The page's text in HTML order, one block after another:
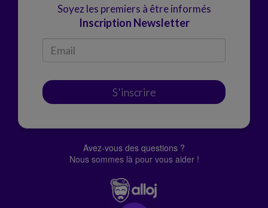
Soyez les premiers à être informés
Inscription Newsletter
S'inscrire
Avez-vous des questions ?
Nous sommes là pour vous aider !